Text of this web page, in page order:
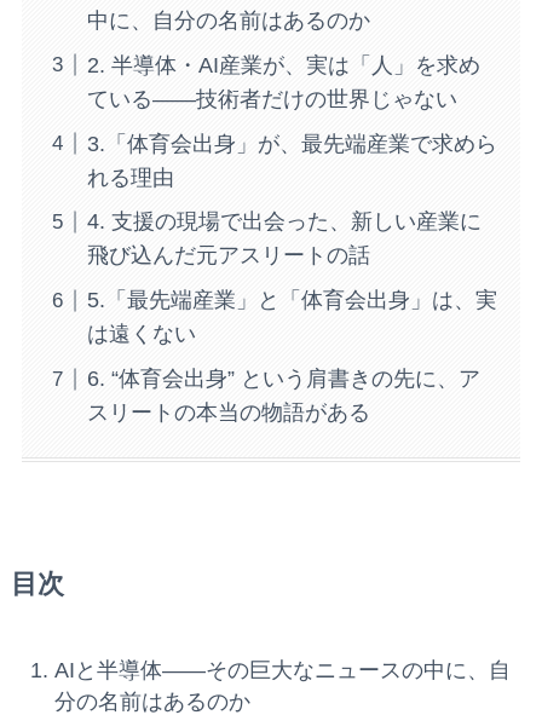
中に、自分の名前はあるのか
2. 半導体・AI産業が、実は「人」を求め
ている——技術者だけの世界じゃない
3.「体育会出身」が、最先端産業で求めら
れる理由
4. 支援の現場で出会った、新しい産業に
飛び込んだ元アスリートの話
5.「最先端産業」と「体育会出身」は、実
は遠くない
6. “体育会出身” という肩書きの先に、ア
スリートの本当の物語がある
目次
AIと半導体——その巨大なニュースの中に、自
分の名前はあるのか